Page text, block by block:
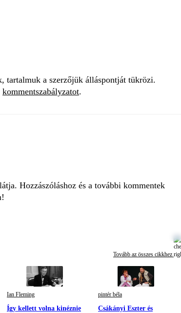
tartalmuk a szerzőjük álláspontját tükrözi.
kommentszabályzatot.
Hozzászóláshoz és a további kommentek
Tovább az összes cikkhez
Ian Fleming
Így kellett volna kinéznie
pintér béla
Csákányi Eszter és